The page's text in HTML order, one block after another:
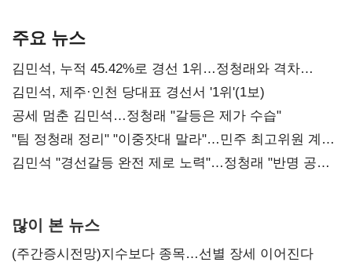
주요 뉴스
김민석, 누적 45.42%로 경선 1위…정청래와 격차
0.86%p(2보)
김민석, 제주·인천 당대표 경선서 '1위'(1보)
공세 멈춘 김민석…정청래 "갈등은 제가 수습"
"팀 정청래 정리" "이중잣대 말라"…민주 최고위원 계파
다툼 격화
김민석 "경선갈등 완전 제로 노력"…정청래 "반명 공세
많이 본 뉴스
(주간증시전망)지수보다 종목…선별 장세 이어진다